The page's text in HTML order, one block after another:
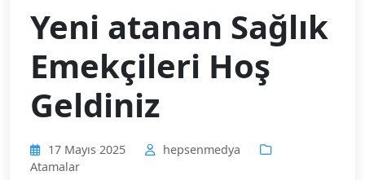
Yeni atanan Sağlık
Emekçileri Hoş
Geldiniz
17 Mayıs 2025
hepsenmedya
Atamalar